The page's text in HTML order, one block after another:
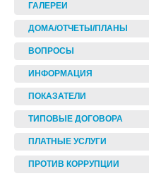
ГАЛЕРЕИ
ДОМА/ОТЧЕТЫ/ПЛАНЫ
ВОПРОСЫ
ИНФОРМАЦИЯ
ПОКАЗАТЕЛИ
ТИПОВЫЕ ДОГОВОРА
ПЛАТНЫЕ УСЛУГИ
ПРОТИВ КОРРУПЦИИ